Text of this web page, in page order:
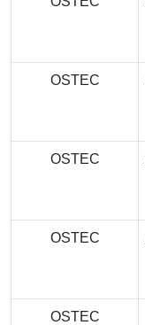
OSTEC
OSTEC
OSTEC
OSTEC